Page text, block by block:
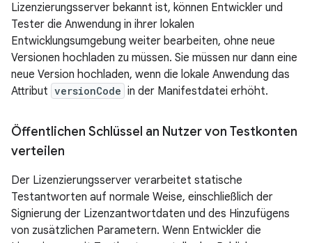
Lizenzierungsserver bekannt ist, können Entwickler und
Tester die Anwendung in ihrer lokalen
Entwicklungsumgebung weiter bearbeiten, ohne neue
Versionen hochladen zu müssen. Sie müssen nur dann eine
neue Version hochladen, wenn die lokale Anwendung das
Attribut versionCode in der Manifestdatei erhöht.
Öffentlichen Schlüssel an Nutzer von Testkonten
verteilen
Der Lizenzierungsserver verarbeitet statische
Testantworten auf normale Weise, einschließlich der
Signierung der Lizenzantwortdaten und des Hinzufügens
von zusätzlichen Parametern. Wenn Entwickler die